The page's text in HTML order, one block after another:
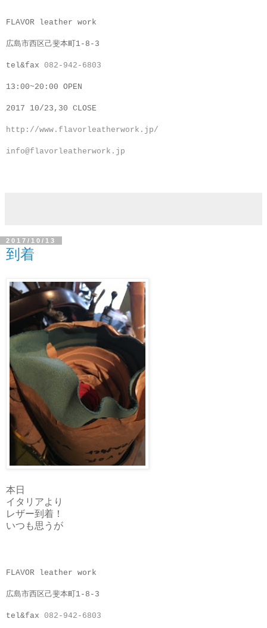
FLAVOR leather work
広島市西区己斐本町1-8-3
tel&fax 082-942-6803
13:00~20:00 OPEN
2017 10/23,30 CLOSE
http://www.flavorleatherwork.jp/
info@flavorleatherwork.jp
2017/10/13
到着
本日
イタリアより
レザー到着！
いつも思うが
FLAVOR leather work
広島市西区己斐本町1-8-3
tel&fax 082-942-6803